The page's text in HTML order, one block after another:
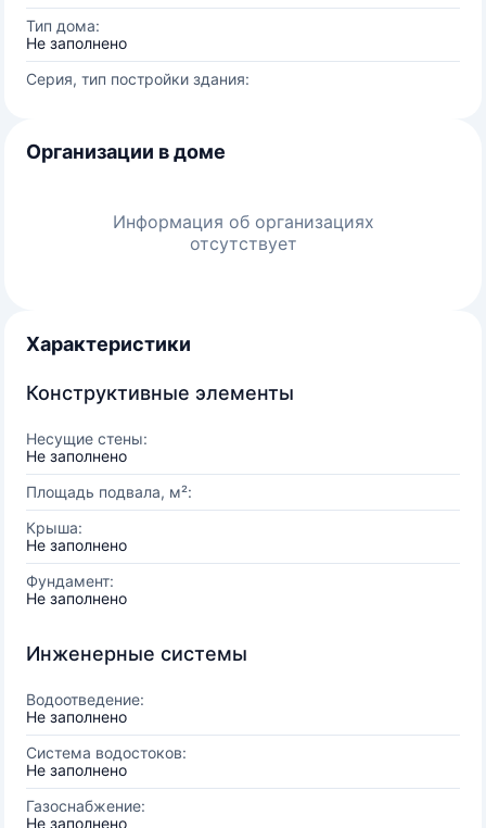
Тип дома:
Не заполнено
Серия, тип постройки здания:
Организации в доме
Информация об организациях
отсутствует
Характеристики
Конструктивные элементы
Несущие стены:
Не заполнено
Площадь подвала, м²:
Крыша:
Не заполнено
Фундамент:
Не заполнено
Инженерные системы
Водоотведение:
Не заполнено
Система водостоков:
Не заполнено
Газоснабжение:
Не заполнено